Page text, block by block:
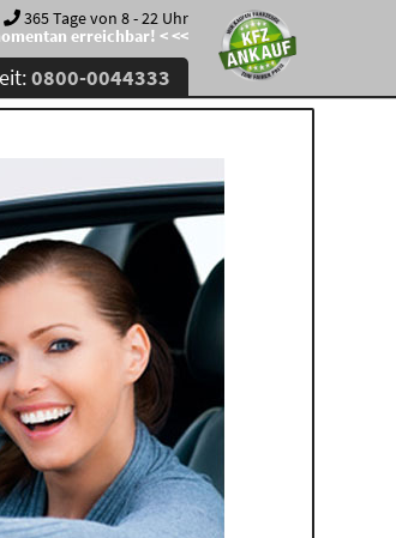
365 Tage von 8 - 22 Uhr
erreichbar! < <<
0800-0044333